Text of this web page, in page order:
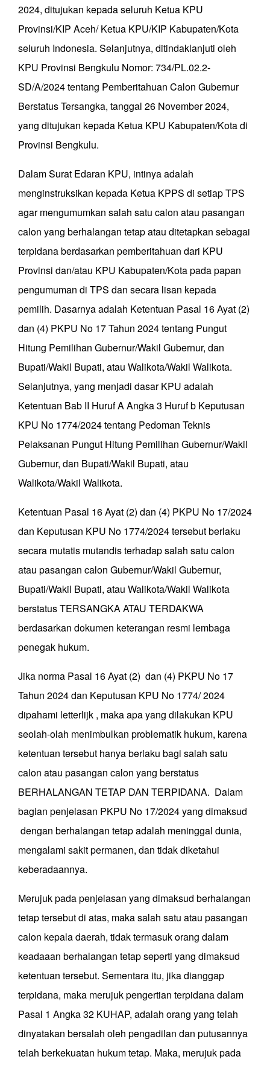
2024, ditujukan kepada seluruh Ketua KPU
Provinsi/KIP Aceh/ Ketua KPU/KIP Kabupaten/Kota
seluruh Indonesia. Selanjutnya, ditindaklanjuti oleh
KPU Provinsi Bengkulu Nomor: 734/PL.02.2-
SD/A/2024 tentang Pemberitahuan Calon Gubernur
Berstatus Tersangka, tanggal 26 November 2024,
yang ditujukan kepada Ketua KPU Kabupaten/Kota di
Provinsi Bengkulu.
Dalam Surat Edaran KPU, intinya adalah
menginstruksikan kepada Ketua KPPS di setiap TPS
agar mengumumkan salah satu calon atau pasangan
calon yang berhalangan tetap atau ditetapkan sebagai
terpidana berdasarkan pemberitahuan dari KPU
Provinsi dan/atau KPU Kabupaten/Kota pada papan
pengumuman di TPS dan secara lisan kepada
pemilih. Dasarnya adalah Ketentuan Pasal 16 Ayat (2)
dan (4) PKPU No 17 Tahun 2024 tentang Pungut
Hitung Pemilihan Gubernur/Wakil Gubernur, dan
Bupati/Wakil Bupati, atau Walikota/Wakil Walikota.
Selanjutnya, yang menjadi dasar KPU adalah
Ketentuan Bab II Huruf A Angka 3 Huruf b Keputusan
KPU No 1774/2024 tentang Pedoman Teknis
Pelaksanan Pungut Hitung Pemilihan Gubernur/Wakil
Gubernur, dan Bupati/Wakil Bupati, atau
Walikota/Wakil Walikota.
Ketentuan Pasal 16 Ayat (2) dan (4) PKPU No 17/2024
dan Keputusan KPU No 1774/2024 tersebut berlaku
secara mutatis mutandis terhadap salah satu calon
atau pasangan calon Gubernur/Wakil Gubernur,
Bupati/Wakil Bupati, atau Walikota/Wakil Walikota
berstatus TERSANGKA ATAU TERDAKWA
berdasarkan dokumen keterangan resmi lembaga
penegak hukum.
Jika norma Pasal 16 Ayat (2) dan (4) PKPU No 17
Tahun 2024 dan Keputusan KPU No 1774/ 2024
dipahami letterlijk , maka apa yang dilakukan KPU
seolah-olah menimbulkan problematik hukum, karena
ketentuan tersebut hanya berlaku bagi salah satu
calon atau pasangan calon yang berstatus
BERHALANGAN TETAP DAN TERPIDANA. Dalam
bagian penjelasan PKPU No 17/2024 yang dimaksud
dengan berhalangan tetap adalah meninggal dunia,
mengalami sakit permanen, dan tidak diketahui
keberadaannya.
Merujuk pada penjelasan yang dimaksud berhalangan
tetap tersebut di atas, maka salah satu atau pasangan
calon kepala daerah, tidak termasuk orang dalam
keadaaan berhalangan tetap seperti yang dimaksud
ketentuan tersebut. Sementara itu, jika dianggap
terpidana, maka merujuk pengertian terpidana dalam
Pasal 1 Angka 32 KUHAP, adalah orang yang telah
dinyatakan bersalah oleh pengadilan dan putusannya
telah berkekuatan hukum tetap. Maka, merujuk pada